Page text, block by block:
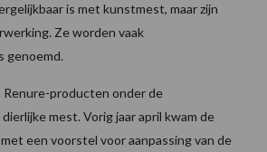
is met kunstmest, maar zijn
Ze worden vaak
genoemd.
producten onder de
mest. Vorig jaar april kwam de
een voorstel voor aanpassing van de